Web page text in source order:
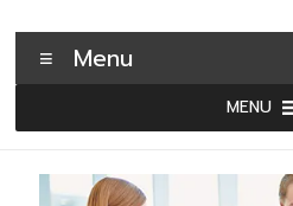
Menu
MENU